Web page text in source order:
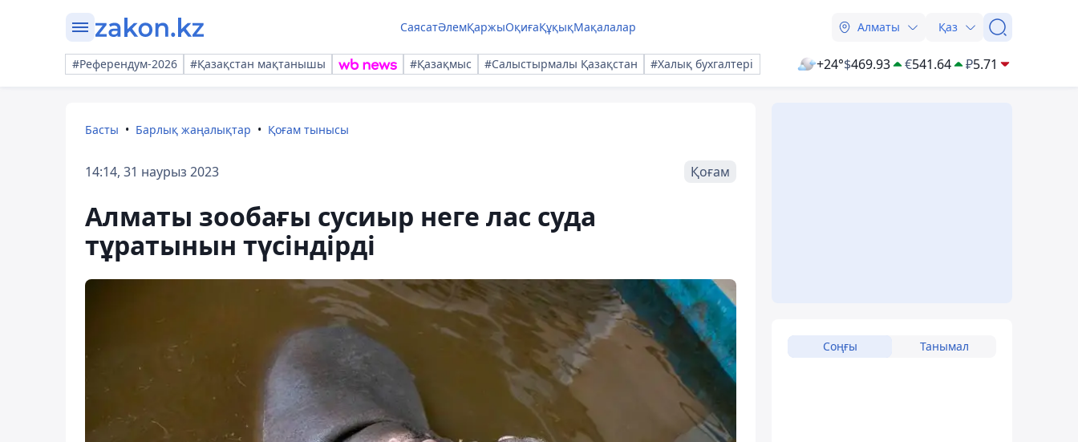
СаясатӘлемҚаржыОқиғаҚұқықМақалалар Алматы Қаз
#Референдум-2026 #Қазақстан мақтанышы #Қазақмыс #Салыстырмалы Қазақстан #Халық бухгалтері +24°$469.93 €541.64 ₽5.71
Басты Барлық жаңалықтар Қоғам тынысы
14:14, 31 наурыз 2023 Қоғам
Алматы зообағы сусиыр неге лас суда
тұратынын түсіндірді
Соңғы Танымал